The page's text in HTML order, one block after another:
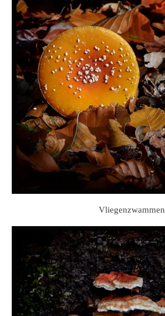
Vliegenzwammen